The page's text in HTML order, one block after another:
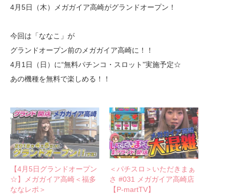
4月5日（木）メガガイア高崎がグランドオープン！
今回は「ななこ」が
グランドオープン前のメガガイア高崎に！！
4月1日（日）に“無料パチンコ・スロット”実施予定☆
あの機種を無料で楽しめる！！
【4月5日グランドオープン
☆】メガガイア高崎＜福多
ななレポ＞
＜パチスロ＞いただきまぁ
さ #031 メガガイア高崎店
【P-martTV】